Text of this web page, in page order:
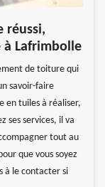
réussi,
à Lafrimbolle
de toiture qui
savoir-faire
en tuiles à réaliser,
ses services, il va
tout au
que vous soyez
à le contacter si